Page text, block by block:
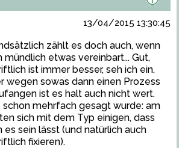
13/04/2015 13:30:45
zählt es doch auch, wenn
mündlich etwas vereinbart... Gut,
ist immer besser, seh ich ein.
wegen sowas dann einen Prozess
ist es halt auch nicht wert.
schon mehrfach gesagt wurde: am
sich mit dem Typ einigen, dass
es sein lässt (und natürlich auch
fixieren).